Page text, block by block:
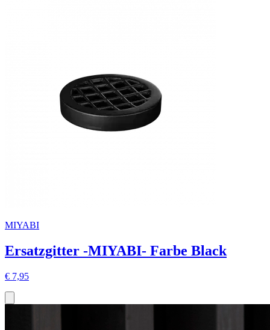
MIYABI
Ersatzgitter -MIYABI- Farbe Black
€ 7,95